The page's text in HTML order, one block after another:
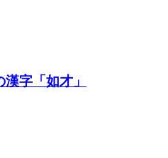
字「如才」